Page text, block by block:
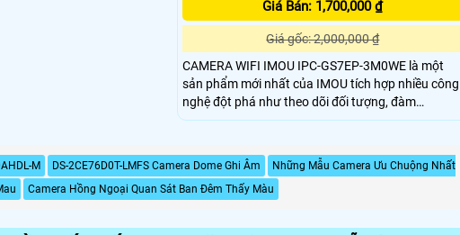
Giá Bán: 1,700,000 ₫
Giá gốc: 2,000,000 ₫
CAMERA WIFI IMOU IPC-GS7EP-3M0WE là một
sản phẩm mới nhất của IMOU tích hợp nhiều công
nghệ đột phá như theo dõi đối tượng, đàm
CAMERA IMOU IPC-GS7EP-3M0WE còn hỗ trợ 4
ban đêm cho độ rõ nét như ban ngày ngay cả
trong bóng tối,camera còn có khả năng chống
chịu mọi thời tiết mưa gió khi lắp đặt ngoài trời
M DS-2CE76D0T-LMFS Camera Dome Ghi Âm
Những Mẫu Camera Ưu Chuộng Nhất
Camera Hồng Ngoại Quan Sát Ban Đêm Thấy Màu